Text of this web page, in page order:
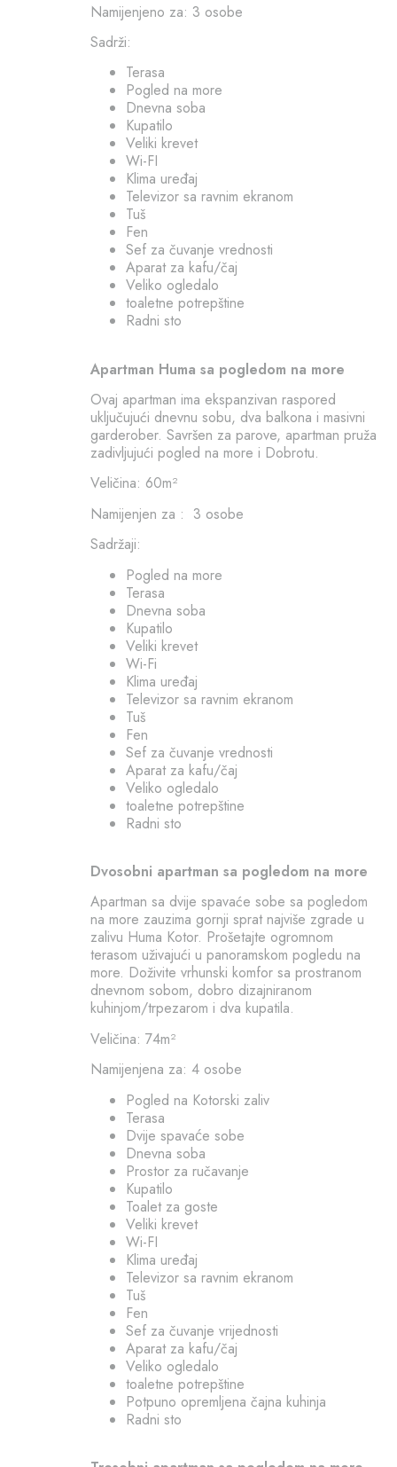
Namijenjeno za: 3 osobe
Sadrži:
Terasa
Pogled na more
Dnevna soba
Kupatilo
Veliki krevet
Wi-FI
Klima uređaj
Televizor sa ravnim ekranom
Tuš
Fen
Sef za čuvanje vrednosti
Aparat za kafu/čaj
Veliko ogledalo
toaletne potrepštine
Radni sto
Apartman Huma sa pogledom na more
Ovaj apartman ima ekspanzivan raspored
uključujući dnevnu sobu, dva balkona i masivni
garderober. Savršen za parove, apartman pruža
zadivljujući pogled na more i Dobrotu.
Veličina: 60m²
Namijenjen za : 3 osobe
Sadržaji:
Pogled na more
Terasa
Dnevna soba
Kupatilo
Veliki krevet
Wi-Fi
Klima uređaj
Televizor sa ravnim ekranom
Tuš
Fen
Sef za čuvanje vrednosti
Aparat za kafu/čaj
Veliko ogledalo
toaletne potrepštine
Radni sto
Dvosobni apartman sa pogledom na more
Apartman sa dvije spavaće sobe sa pogledom
na more zauzima gornji sprat najviše zgrade u
zalivu Huma Kotor. Prošetajte ogromnom
terasom uživajući u panoramskom pogledu na
more. Doživite vrhunski komfor sa prostranom
dnevnom sobom, dobro dizajniranom
kuhinjom/trpezarom i dva kupatila.
Veličina: 74m²
Namijenjena za: 4 osobe
Pogled na Kotorski zaliv
Terasa
Dvije spavaće sobe
Dnevna soba
Prostor za ručavanje
Kupatilo
Toalet za goste
Veliki krevet
Wi-FI
Klima uređaj
Televizor sa ravnim ekranom
Tuš
Fen
Sef za čuvanje vrijednosti
Aparat za kafu/čaj
Veliko ogledalo
toaletne potrepštine
Potpuno opremljena čajna kuhinja
Radni sto